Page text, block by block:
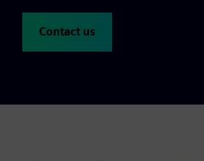
Contact us